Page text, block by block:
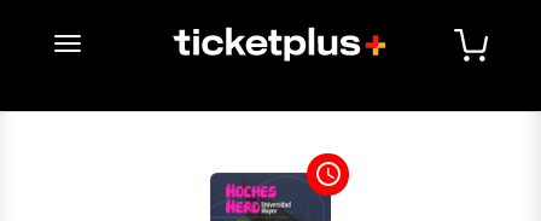
desplegar navegación
access_time